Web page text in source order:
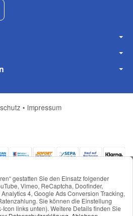
• Impressum
gestatten Sie den Einsatz folgender
Vimeo, ReCaptcha, Doofinder,
4, Google Ads Conversion Tracking,
Sie können die Einstellung
links unten). Weitere Details finden Sie